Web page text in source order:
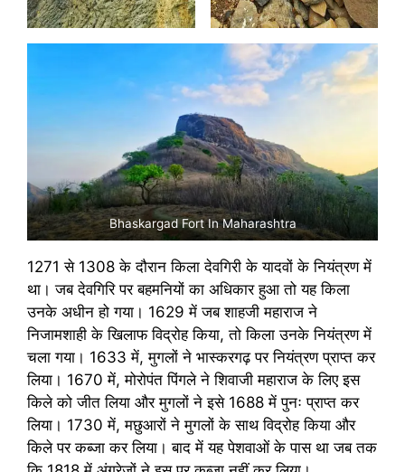
Bhaskargad Fort In Maharashtra
1271 से 1308 के दौरान किला देवगिरी के यादवों के नियंत्रण में
था। जब देवगिरि पर बहमनियों का अधिकार हुआ तो यह किला
उनके अधीन हो गया। 1629 में जब शाहजी महाराज ने
निजामशाही के खिलाफ विद्रोह किया, तो किला उनके नियंत्रण में
चला गया। 1633 में, मुगलों ने भास्करगढ़ पर नियंत्रण प्राप्त कर
लिया। 1670 में, मोरोपंत पिंगले ने शिवाजी महाराज के लिए इस
किले को जीत लिया और मुगलों ने इसे 1688 में पुनः प्राप्त कर
लिया। 1730 में, मछुआरों ने मुगलों के साथ विद्रोह किया और
किले पर कब्जा कर लिया। बाद में यह पेशवाओं के पास था जब तक